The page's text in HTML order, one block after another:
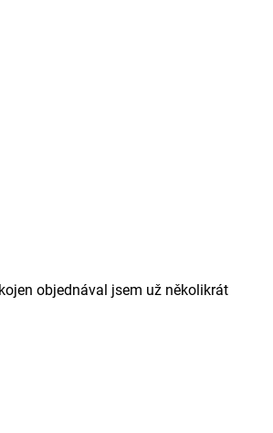
objednával jsem už několikrát